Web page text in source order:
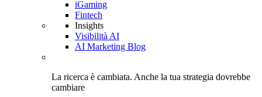
iGaming
Fintech
Insights
Visibilità AI
AI Marketing Blog
La ricerca è cambiata. Anche la tua strategia dovrebbe
cambiare